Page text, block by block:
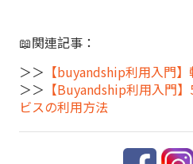
📖関連記事：
＞＞ 【buyandship利用入門
＞＞ 【Buyandship利用入門
ビスの利用方法